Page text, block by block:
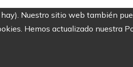
Nuestro sitio web también
Hemos actualizado nuestra